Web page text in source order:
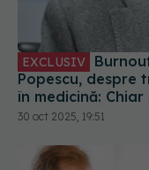
EXCLUSIV
Popescu, despre
în medicină:
recuperăm
30 oct 2025, 19:51